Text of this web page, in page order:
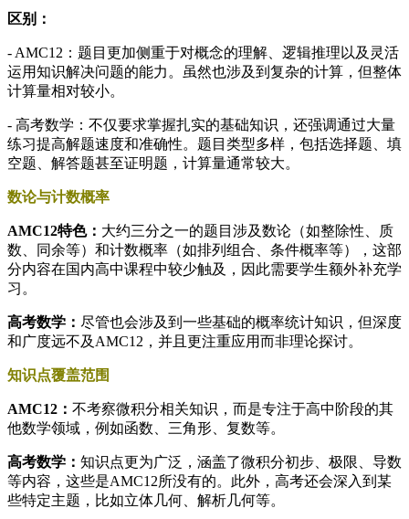
区别：
- AMC12：题目更加侧重于对概念的理解、逻辑推理以及灵活
运用知识解决问题的能力。虽然也涉及到复杂的计算，但整体
计算量相对较小。
- 高考数学：不仅要求掌握扎实的基础知识，还强调通过大量
练习提高解题速度和准确性。题目类型多样，包括选择题、填
空题、解答题甚至证明题，计算量通常较大。
数论与计数概率
AMC12特色： 大约三分之一的题目涉及数论（如整除性、质
数、同余等）和计数概率（如排列组合、条件概率等），这部
分内容在国内高中课程中较少触及，因此需要学生额外补充学
习。
高考数学： 尽管也会涉及到一些基础的概率统计知识，但深度
和广度远不及AMC12，并且更注重应用而非理论探讨。
知识点覆盖范围
AMC12： 不考察微积分相关知识，而是专注于高中阶段的其
他数学领域，例如函数、三角形、复数等。
高考数学： 知识点更为广泛，涵盖了微积分初步、极限、导数
等内容，这些是AMC12所没有的。此外，高考还会深入到某
些特定主题，比如立体几何、解析几何等。